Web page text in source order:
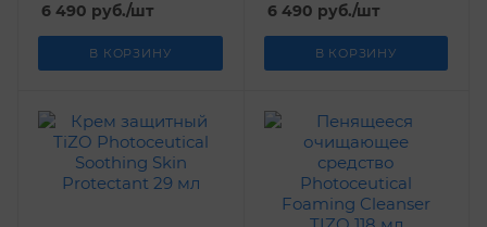
6 490 руб./шт
В КОРЗИНУ
6 490 руб./шт
В КОРЗИНУ